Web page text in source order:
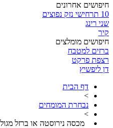
חיפושים אחרונים
10 תרחישי נזק נפוצים
שני רינג
קיר
חיפושים מומלצים
ברזים למטבח
רצפת פרקט
דן ליפשיץ
דף הבית
>
נבחרת המומחים
>
מכסה נירוסטה או ברזל